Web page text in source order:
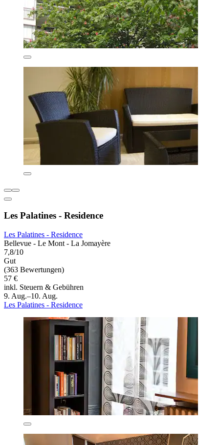
Les Palatines - Residence
Les Palatines - Residence
Bellevue - Le Mont - La Jomayère
7,8/10
Gut
(363 Bewertungen)
57 €
inkl. Steuern & Gebühren
9. Aug.–10. Aug.
Les Palatines - Residence